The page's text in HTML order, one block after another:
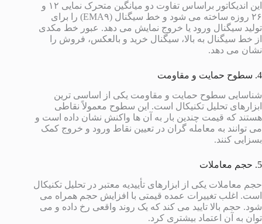
این اندیکاتور براساس تفاوت دو میانگین متحرک نمایی ۱۲ و
۲۶ روزه ساخته می شود و خط سیگنال (EMA۹) را برای
تولید سیگنال ورود یا خروج نمایش می دهد. عبور خط مکدی
از خط سیگنال به بالا، سیگنال خرید و بالعکس، فروش را
نشان می دهد.
4. سطوح حمایت و مقاومت
شناسایی سطوح حمایت و مقاومت یکی از اساسی ترین
ابزارهای تحلیل تکنیکال است. این سطوح معمولاً نقاطی
هستند که قیمت چندین بار به آن ها واکنش نشان داده است و
می توانند به معامله گران در تعیین نقاط ورود و خروج کمک
بسزایی کنند.
5. حجم معاملات
حجم معاملات یکی از ابزارهای تأییدیه معتبر در تحلیل تکنیکال
است. اغلب تغییرات عمده قیمتی با افزایش حجم همراه می
شود. حجم بالا تایید می کند که یک روند واقعی رخ داده و می
توان به آن اعتماد بیشتری کرد.